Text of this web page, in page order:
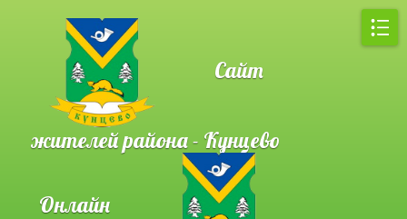
Сайт
жителей района - Кунцево
Онлайн